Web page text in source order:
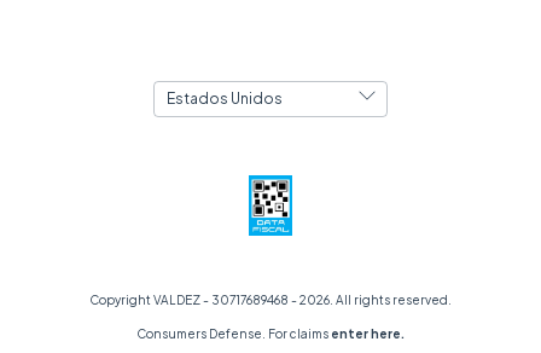
Copyright VALDEZ - 30717689468 - 2026. All rights reserved.
Consumers Defense. For claims enter here.